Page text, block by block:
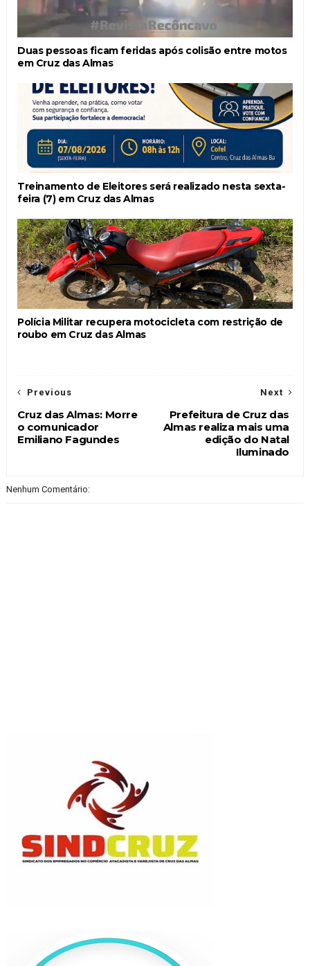
Duas pessoas ficam feridas após colisão entre motos
em Cruz das Almas
Treinamento de Eleitores será realizado nesta sexta-
feira (7) em Cruz das Almas
Polícia Militar recupera motocicleta com restrição de
roubo em Cruz das Almas
Next
Prefeitura de Cruz das
Almas realiza mais uma
edição do Natal
Iluminado
Previous
Cruz das Almas: Morre
o comunicador
Emiliano Fagundes
Nenhum Comentário: